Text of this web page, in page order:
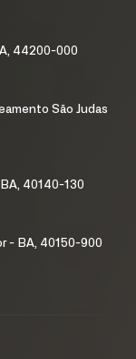
44200-000
São Judas
40140-130
- BA, 40150-900